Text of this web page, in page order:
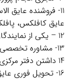
11- فروشنده عایق
عایق کافلکس،
12 – یکی از نمایندگان فروش عایق الاستومری سانا
13- مشاوره تخصصی به صورت همه روزه
14 داشتن دفتر مرکزی در استان تهران و شهرستان ورامین
16- تحویل فوری عایق الاستومری خریداری شده